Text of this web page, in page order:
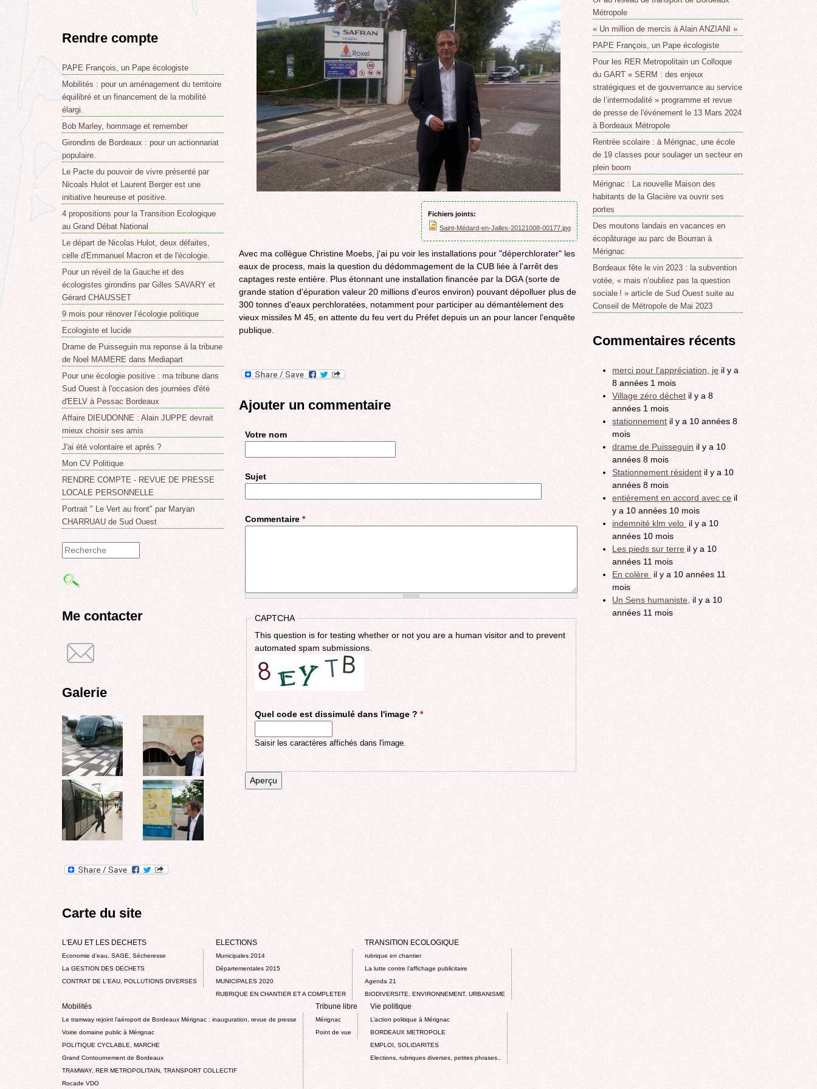
ROCADE VDO
Fichiers joints:
Saint-Médard-en-Jalles-20121008-00177.jpg
Avec ma collègue Christine Moebs, j'ai pu voir les installations pour "déperchlorater" les
eaux de process, mais la question du dédommagement de la CUB liée à l'arrêt des
captages reste entière. Plus étonnant une installation financée par la DGA (sorte de
grande station d'épuration valeur 20 millions d'euros environ) pouvant dépolluer plus de
300 tonnes d'eaux perchloratées, notamment pour participer au démantèlement des
vieux missiles M 45, en attente du feu vert du Préfet depuis un an pour lancer l'enquête
publique.
Ajouter un commentaire
Votre nom
Sujet
Commentaire *
CAPTCHA
This question is for testing whether or not you are a human visitor and to prevent
automated spam submissions.
Quel code est dissimulé dans l'image ?*
Saisir les caractères affichés dans l'image.
Rendre compte
PAPE François, un Pape écologiste
Mobilités : pour un aménagement du territoire
équilibré et un financement de la mobilité
élargi.
Bob Marley, hommage et remember
Girondins de Bordeaux : pour un actionnariat
populaire.
Le Pacte du pouvoir de vivre présenté par
Nicoals Hulot et Laurent Berger est une
initiative heureuse et positive.
4 propositions pour la Transition Ecologique
au Grand Débat National
Le départ de Nicolas Hulot, deux défaites,
celle d'Emmanuel Macron et de l'écologie.
Pour un réveil de la Gauche et des
écologistes girondins par Gilles SAVARY et
Gérard CHAUSSET
9 mois pour rénover l’écologie politique
Ecologiste et lucide
Drame de Puisseguin ma reponse á la tribune
de Noel MAMERE dans Mediapart
Pour une écologie positive : ma tribune dans
Sud Ouest à l'occasion des journées d'été
d'EELV à Pessac Bordeaux
Affaire DIEUDONNE : Alain JUPPE devrait
mieux choisir ses amis
J'ai été volontaire et après ?
Mon CV Politique
RENDRE COMPTE - REVUE DE PRESSE
LOCALE PERSONNELLE
Portrait " Le Vert au front" par Maryan
CHARRUAU de Sud Ouest
Formulaire
de
Me contacter
Galerie
Métropole
« Un million de mercis à Alain ANZIANI »
PAPE François, un Pape écologiste
Pour les RER Metropolitain un Colloque
du GART « SERM : des enjeux
stratégiques et de gouvernance au service
de l’intermodalité » programme et revue
de presse de l'événement le 13 Mars 2024
à Bordeaux Métropole
Rentrée scolaire : à Mérignac, une école
de 19 classes pour soulager un secteur en
plein boom
Mérignac : La nouvelle Maison des
habitants de la Glacière va ouvrir ses
portes
Des moutons landais en vacances en
écopâturage au parc de Bourran à
Mérignac
Bordeaux fête le vin 2023 : la subvention
votée, « mais n’oubliez pas la question
sociale ! » article de Sud Ouest suite au
Conseil de Métropole de Mai 2023
Commentaires récents
merci pour l'appréciation, je il y a
8 années 1 mois
Village zéro déchet il y a 8
années 1 mois
stationnement il y a 10 années 8
mois
drame de Puisseguin il y a 10
années 8 mois
Stationnement résident il y a 10
années 8 mois
entièrement en accord avec ce il
y a 10 années 10 mois
indemnité klm velo il y a 10
années 10 mois
Les pieds sur terre il y a 10
années 11 mois
En colère il y a 10 années 11
mois
Un Sens humaniste, il y a 10
années 11 mois
Carte du site
L'EAU ET LES DECHETS
Economie d’eau, SAGE, Sécheresse
La GESTION DES DECHETS
CONTRAT DE L'EAU, POLLUTIONS DIVERSES
ELECTIONS
Municipales 2014
Départementales 2015
MUNICIPALES 2020
RUBRIQUE EN CHANTIER ET A COMPLETER
TRANSITION ECOLOGIQUE
rubrique en chantier
La lutte contre l’affichage publicitaire
Agenda 21
BIODIVERSITE, ENVIRONNEMENT, URBANISME
Mobilités
Le tramway rejoint l'aéroport de Bordeaux Mérignac : inauguration, revue de presse
Voirie domaine public à Mérignac
POLITIQUE CYCLABLE, MARCHE
Grand Contournement de Bordeaux
TRAMWAY, RER METROPOLITAIN, TRANSPORT COLLECTIF
Rocade VDO
Tribune libre
Mérignac
Point de vue
Vie politique
L’action politique à Mérignac
BORDEAUX METROPOLE
EMPLOI, SOLIDARITES
Elections, rubriques diverses, petites phrases..